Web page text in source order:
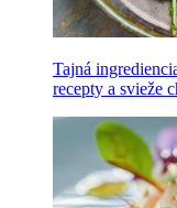
Tajná
recepty a svieže